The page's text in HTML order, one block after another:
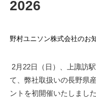
2026
野村ユニソン株式会社のお
2月22日（日）、上諏訪
て、弊社取扱いの長野県
ントを初開催いたしました